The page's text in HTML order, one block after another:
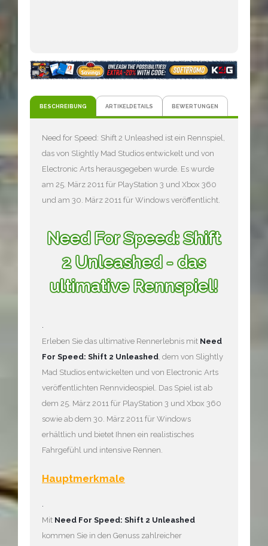
BESCHREIBUNG ARTIKELDETAILS BEWERTUNGEN
Need for Speed: Shift 2 Unleashed ist ein Rennspiel,
das von Slightly Mad Studios entwickelt und von
Electronic Arts herausgegeben wurde. Es wurde
am 25. März 2011 für PlayStation 3 und Xbox 360
und am 30. März 2011 für Windows veröffentlicht.
Need For Speed: Shift
2 Unleashed - das
ultimative Rennspiel!
Erleben Sie das ultimative Rennerlebnis mit Need
For Speed: Shift 2 Unleashed , dem von Slightly
Mad Studios entwickelten und von Electronic Arts
veröffentlichten Rennvideospiel. Das Spiel ist ab
dem 25. März 2011 für PlayStation 3 und Xbox 360
sowie ab dem 30. März 2011 für Windows
erhältlich und bietet Ihnen ein realistisches
Fahrgefühl und intensive Rennen.
Hauptmerkmale
.
Mit Need For Speed: Shift 2 Unleashed
kommen Sie in den Genuss zahlreicher